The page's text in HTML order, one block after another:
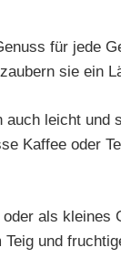
für jede
sie ein
leicht und
Kaffee oder
als kleines
und